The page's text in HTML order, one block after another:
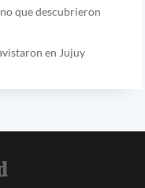
que descubrieron
en Jujuy